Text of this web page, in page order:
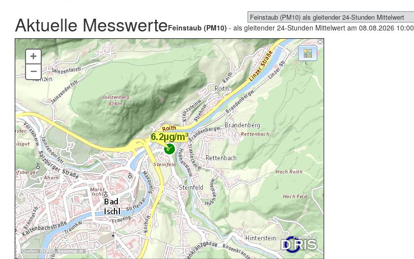
Aktuelle MesswerteFeinstaub (PM10) - als gleitender 24-Stunden Mittelwert am 08.08.2026 10:00
Quellen: DORIS, basemap.at
+
–